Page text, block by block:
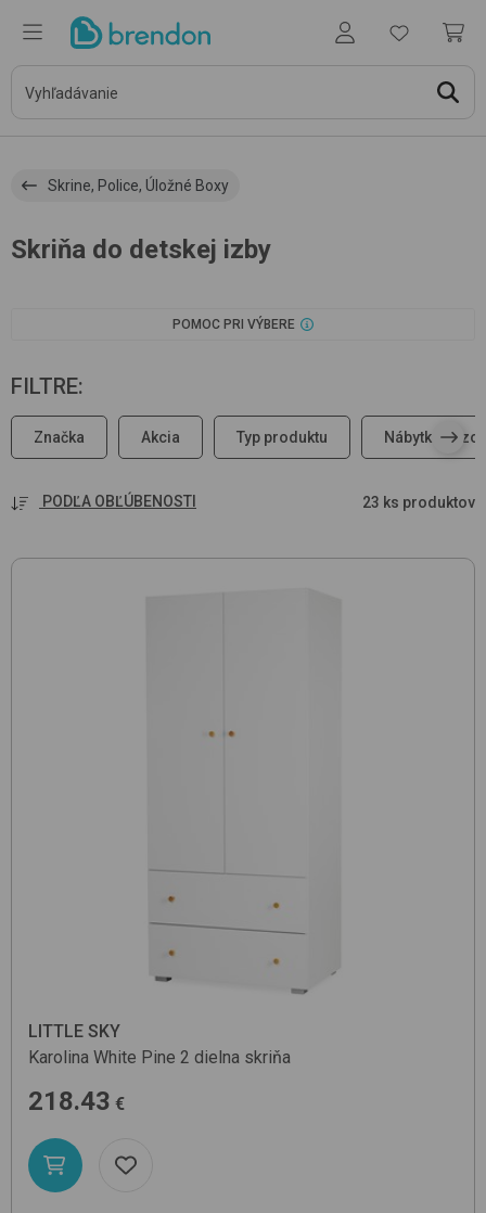
Skrine, Police, Úložné Boxy
Skriňa do detskej izby
POMOC PRI VÝBERE
FILTRE:
Značka Akcia Typ produktu Nábytková
PODĽA OBĽÚBENOSTI 23 ks produktov
LITTLE SKY
Karolina White Pine 2 dielna skriňa
218.43 €